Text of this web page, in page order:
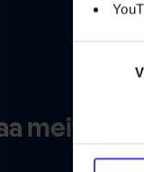
meitä